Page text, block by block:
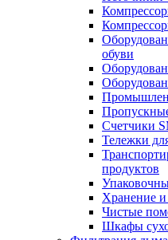
обуви
Счетчики
Тележки
продуктов
Хранение и
Чистые
Шкафы